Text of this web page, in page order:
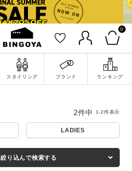
0
スタイリング ブランド ランキング
詳細検索
LADIES
絞り込んで検索する
2件中 1-2件表示